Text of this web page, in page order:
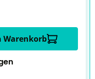
Warenkorb